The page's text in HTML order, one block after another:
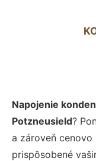
Napojenie
Potzneusield?
a zároveň cenovo
prispôsobené